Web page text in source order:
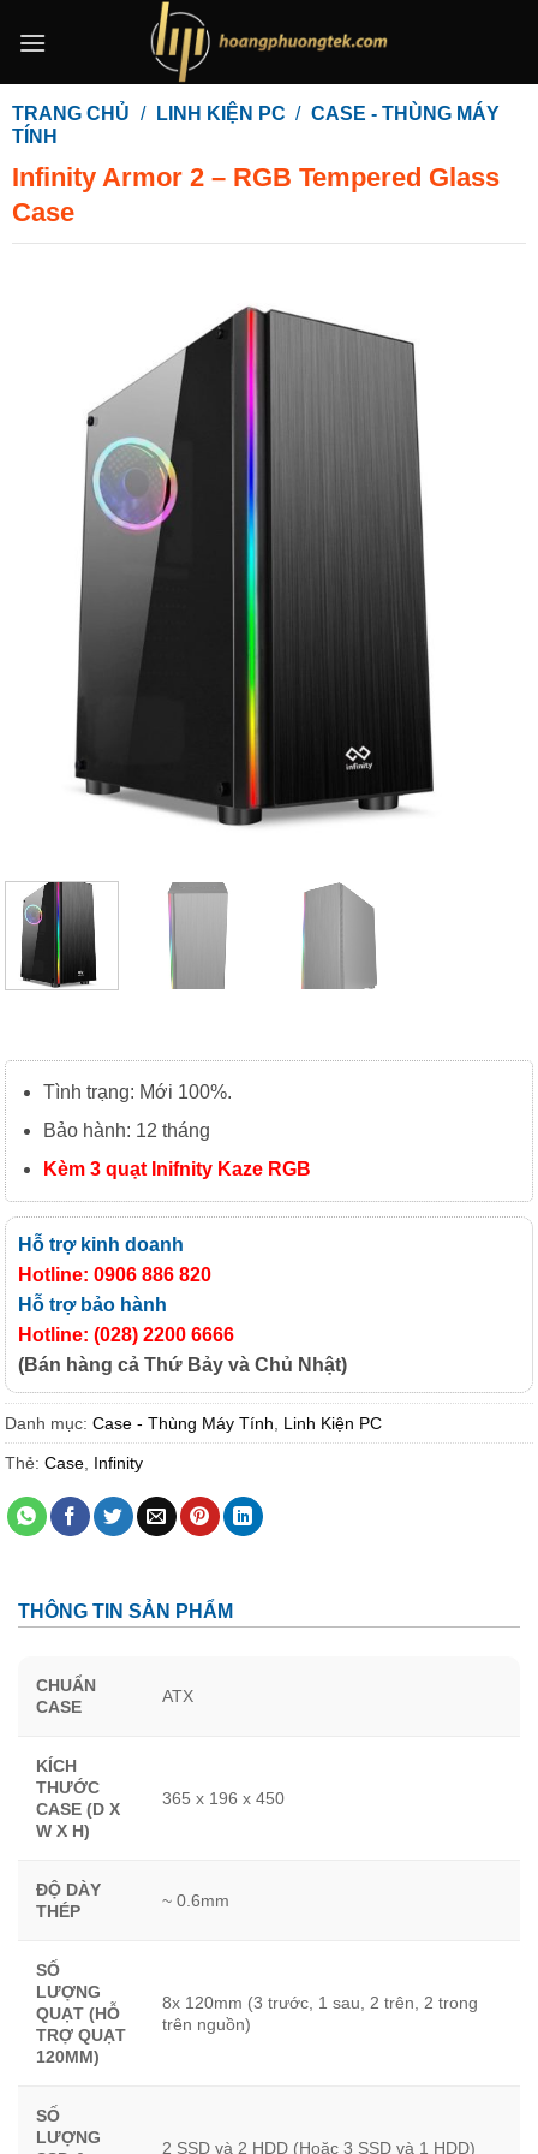
qua
dung
TRANG CHỦ / LINH KIỆN PC / CASE - THÙNG MÁY
TÍNH
Infinity Armor 2 – RGB Tempered Glass
Case
Tình trạng: Mới 100%.
Bảo hành: 12 tháng
Kèm 3 quạt Inifnity Kaze RGB
Hỗ trợ kinh doanh
Hotline: 0906 886 820
Hỗ trợ bảo hành
Hotline: (028) 2200 6666
(Bán hàng cả Thứ Bảy và Chủ Nhật)
Danh mục: Case - Thùng Máy Tính Linh Kiện PC
Thẻ: Case Infinity
THÔNG TIN SẢN PHẨM
CHUẨN
CASE
ATX
KÍCH
THƯỚC
CASE (D X
W X H)
365 x 196 x 450
ĐỘ DÀY
THÉP
~ 0.6mm
SỐ
LƯỢNG
QUẠT (HỖ
TRỢ QUẠT
120MM)
8x 120mm (3 trước, 1 sau, 2 trên, 2 trong
trên nguồn)
SỐ
LƯỢNG
2 SSD và 2 HDD (Hoặc 3 SSD và 1 HDD)